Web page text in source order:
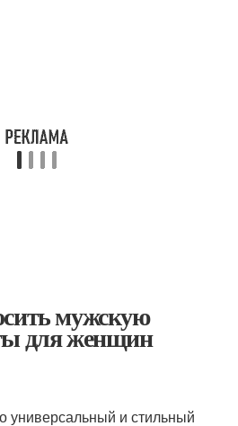
мужскую
для женщин
универсальный и стильный